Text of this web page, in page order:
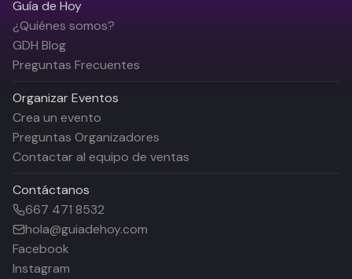
Guía de Hoy
¿Quiénes somos?
GDH Blog
Preguntas Frecuentes
Organizar Eventos
Crea un evento
Preguntas Organizadores
Contactar al equipo de ventas
Contáctanos
667 471 8532
hola@guiadehoy.com
Facebook
Instagram